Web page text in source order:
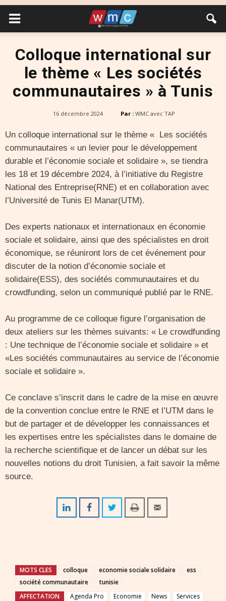
Colloque international sur
le thème « Les sociétés
communautaires » à Tunis
16 décembre 2024 Par : WMC avec TAP
Un colloque international sur le thème « Les sociétés
communautaires « un levier pour le développement
durable et l’économie sociale et solidaire », se tiendra
les 18 et 19 décembre 2024, à l’initiative du Registre
National des Entreprise(RNE) et en collaboration avec
l’Université de Tunis El Manar(UTM).
Des experts nationaux et internationaux en économie
sociale et solidaire, ainsi que des spécialistes en droit
économique, se réuniront lors de cet événement pour
discuter de la notion d’économie sociale et
solidaire(ESS), des sociétés communautaires et du
crowdfunding, selon un communiqué publié par le RNE.
Au programme de ce colloque figure l’organisation de
deux ateliers sur les thèmes suivants: « Le crowdfunding
: Une technique de l’économie sociale et solidaire » et
«Les sociétés communautaires au service de l’économie
sociale et solidaire ».
Ce conclave s’inscrit dans le cadre de la mise en œuvre
de la convention conclue entre le RNE et l’UTM dans le
but de partager et de développer les connaissances et
les expertises entre les spécialistes dans le domaine de
la recherche scientifique et de lancer un débat sur les
nouvelles notions du droit Tunisien, a fait savoir la même
source.
MOTS CLES colloque economie sociale solidaire
ess
société communautaire
tunisie
AFFECTATION
Agenda Pro Economie News
Services